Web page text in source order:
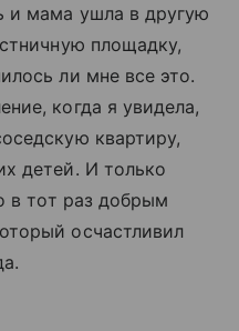
и мама ушла в другую
площадку,
ли мне все это.
когда я увидела,
квартиру,
детей. И только
в тот раз добрым
осчастливил